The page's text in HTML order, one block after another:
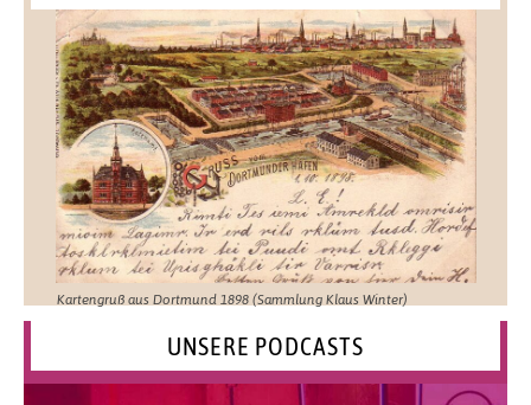
Kartengruß aus Dortmund 1898 (Sammlung Klaus Winter)
UNSERE PODCASTS